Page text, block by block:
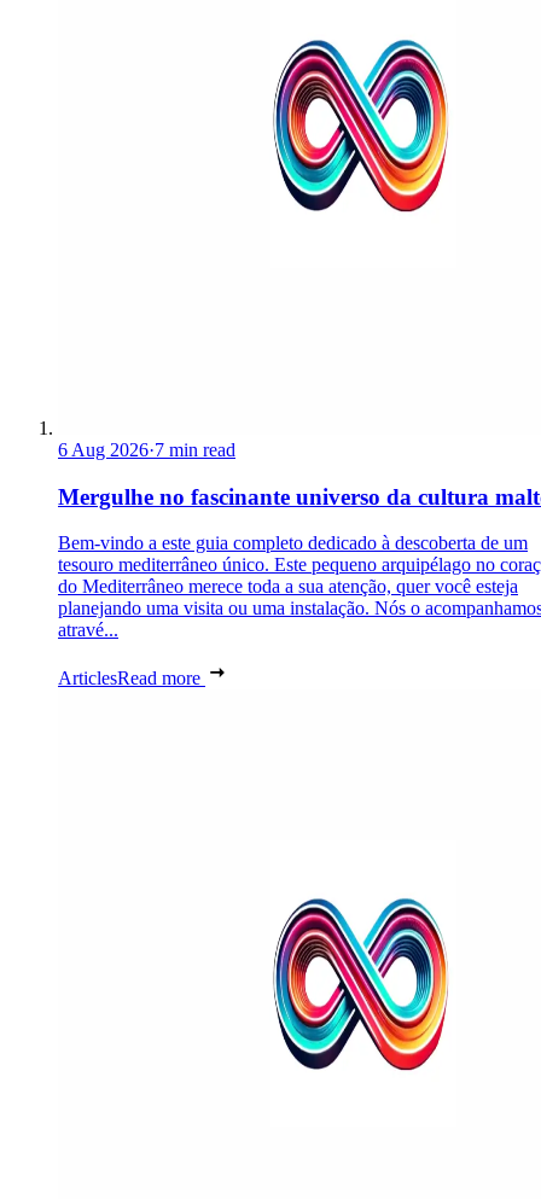
6 Aug 2026·7 min read
Mergulhe no fascinante universo da cultura
Bem-vindo a este guia completo dedicado à descoberta de um
tesouro mediterrâneo único. Este pequeno arquipélago no
do Mediterrâneo merece toda a sua atenção, quer você esteja
planejando uma visita ou uma instalação. Nós o
atravé...
ArticlesRead more